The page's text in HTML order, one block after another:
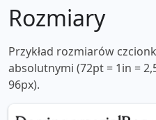
Rozmiary
Przykład rozmiarów
absolutnymi (72pt = 1in =
96px).